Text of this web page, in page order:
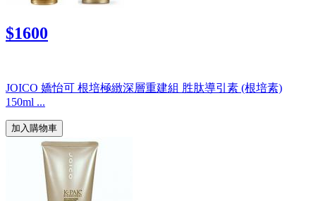
$1600
JOICO 嬌怡可 根培極緻深層重建組 胜肽導引素 (根培素)
150ml ...
加入購物車